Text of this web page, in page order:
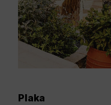
Plaka